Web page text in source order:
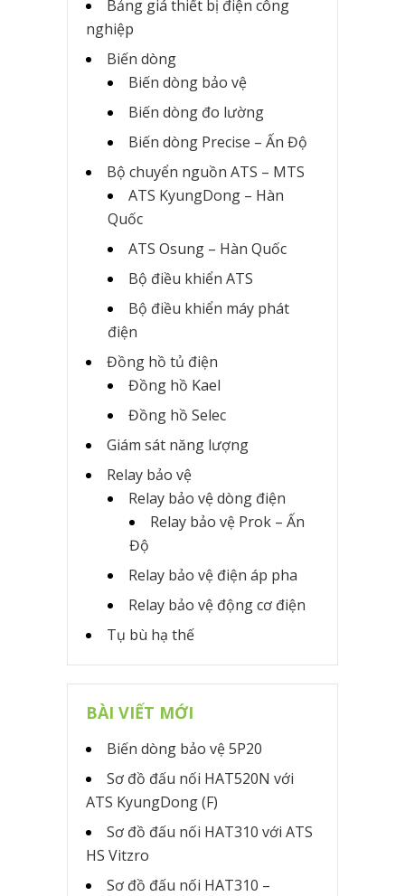
Bảng giá thiết bị điện công
nghiệp
Biến dòng
Biến dòng bảo vệ
Biến dòng đo lường
Biến dòng Precise – Ấn Độ
Bộ chuyển nguồn ATS – MTS
ATS KyungDong – Hàn
Quốc
ATS Osung – Hàn Quốc
Bộ điều khiển ATS
Bộ điều khiển máy phát
điện
Đồng hồ tủ điện
Đồng hồ Kael
Đồng hồ Selec
Giám sát năng lượng
Relay bảo vệ
Relay bảo vệ dòng điện
Relay bảo vệ Prok – Ấn
Độ
Relay bảo vệ điện áp pha
Relay bảo vệ động cơ điện
Tụ bù hạ thế
BÀI VIẾT MỚI
Biến dòng bảo vệ 5P20
Sơ đồ đấu nối HAT520N với
ATS KyungDong (F)
Sơ đồ đấu nối HAT310 với ATS
HS Vitzro
Sơ đồ đấu nối HAT310 –